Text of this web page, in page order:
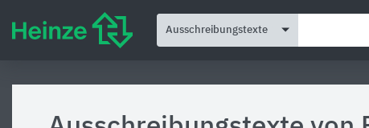
Ausschreibungstexte